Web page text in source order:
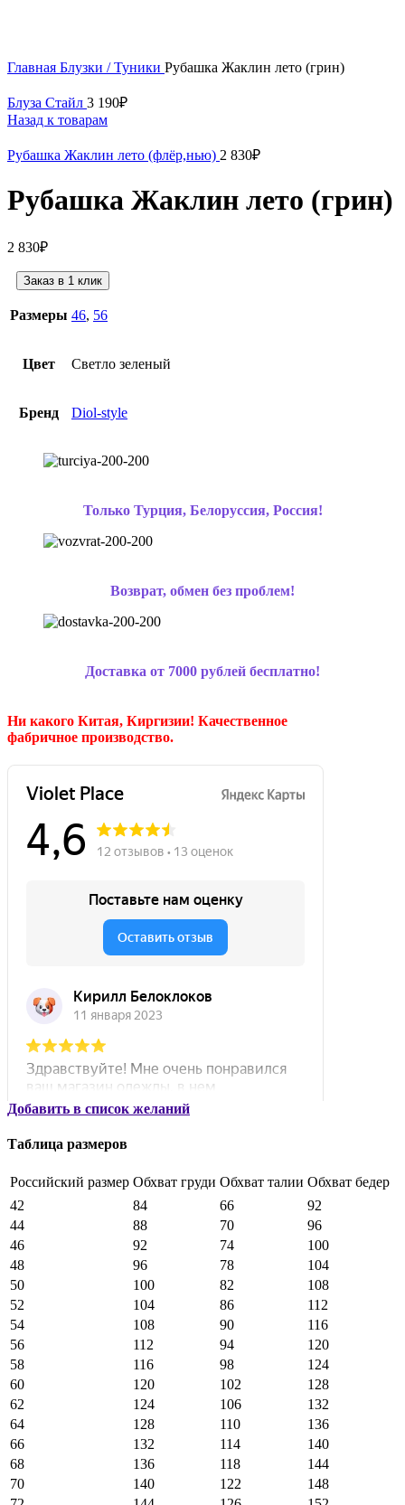
Главная Блузки / Туники Рубашка Жаклин лето (грин)
Блуза Стайл 3 190₽
Назад к товарам
Рубашка Жаклин лето (флёр,нью) 2 830₽
Рубашка Жаклин лето (грин)
2 830₽
Заказ в 1 клик
Размеры 46, 56
Цвет Светло зеленый
Бренд Diol-style
Только Турция, Белоруссия, Россия!
Возврат, обмен без проблем!
Доставка от 7000 рублей бесплатно!
Ни какого Китая, Киргизии! Качественное
фабричное производство.
Добавить в список желаний
Таблица размеров
Российский размер Обхват груди Обхват талии Обхват бедер
42
84 66
92
44
88 70
96
46
92 74
100
48
96 78
104
50
100 82
108
52
104 86
112
54
108 90
116
56
112 94
120
58
116 98
124
60
120 102
128
62
124 106
132
64
128 110
136
66
132 114
140
68
136 118
144
70
140 122
148